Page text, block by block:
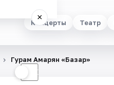
Концерты Театр
×
☾
Гурам Амарян «Базар»